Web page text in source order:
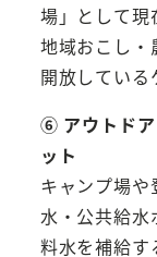
場」として現
地域おこし・
開放している
⑥ アウトドア
ット
キャンプ場
水・公共給水
料水を補給す